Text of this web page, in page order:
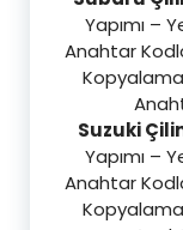
Yapımı –
Anahtar
Suzuki
Yapımı –
Anahtar